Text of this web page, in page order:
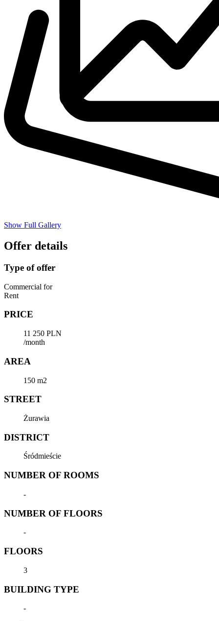
Show Full Gallery
Offer details
Type of offer
Commercial for
Rent
PRICE
11 250 PLN
/month
AREA
150 m2
STREET
Żurawia
DISTRICT
Śródmieście
NUMBER OF ROOMS
-
NUMBER OF FLOORS
-
FLOORS
3
BUILDING TYPE
-